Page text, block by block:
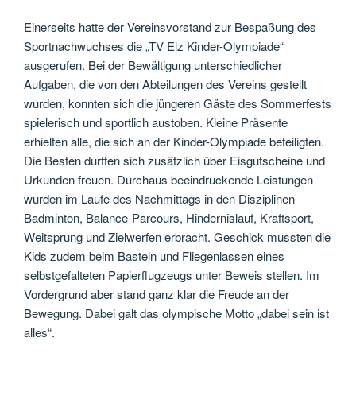
Einerseits hatte der Vereinsvorstand zur Bespaßung des
Sportnachwuchses die „TV Elz Kinder-Olympiade“
ausgerufen. Bei der Bewältigung unterschiedlicher
Aufgaben, die von den Abteilungen des Vereins gestellt
wurden, konnten sich die jüngeren Gäste des Sommerfests
spielerisch und sportlich austoben. Kleine Präsente
erhielten alle, die sich an der Kinder-Olympiade beteiligten.
Die Besten durften sich zusätzlich über Eisgutscheine und
Urkunden freuen. Durchaus beeindruckende Leistungen
wurden im Laufe des Nachmittags in den Disziplinen
Badminton, Balance-Parcours, Hindernislauf, Kraftsport,
Weitsprung und Zielwerfen erbracht. Geschick mussten die
Kids zudem beim Basteln und Fliegenlassen eines
selbstgefalteten Papierflugzeugs unter Beweis stellen. Im
Vordergrund aber stand ganz klar die Freude an der
Bewegung. Dabei galt das olympische Motto „dabei sein ist
alles“.